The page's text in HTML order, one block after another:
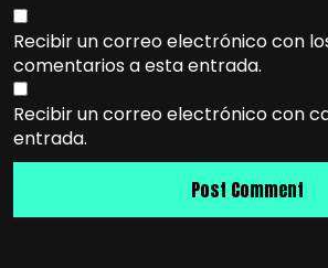
Recibir un correo electrónico con
comentarios a esta entrada.
Recibir un correo electrónico con
entrada.